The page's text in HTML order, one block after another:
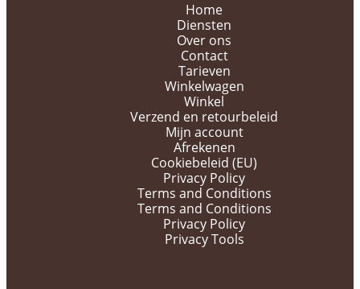
Home
Diensten
Over ons
Contact
Tarieven
Winkelwagen
Winkel
Verzend en retourbeleid
Mijn account
Afrekenen
Cookiebeleid (EU)
Privacy Policy
Terms and Conditions
Terms and Conditions
Privacy Policy
Privacy Tools